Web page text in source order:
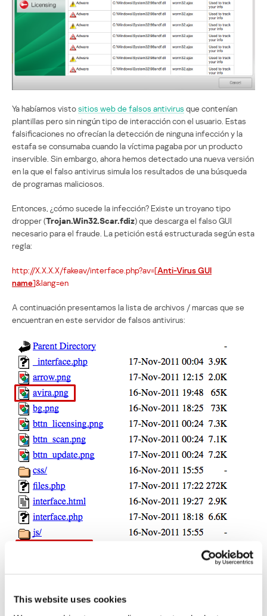
This website uses cookies
Ya habíamos vistositios web de falsos antivirus que contenían
plantillas pero sin ningún tipo de interacción con el usuario. Estas
falsificaciones no ofrecían la detección de ninguna infección y la
estafa se consumaba cuando la víctima pagaba por un producto
inservible. Sin embargo, ahora hemos detectado una nueva versión
en la que el falso antivirus simula los resultados de una búsqueda
de programas maliciosos.
Entonces, ¿cómo sucede la infección? Existe un troyano tipo
dropper (Trojan.Win32.Scar.fdiz) que descarga el falso GUI
necesario para el fraude. La petición está estructurada según esta
regla:
http://X.X.X.X/fakeav/interface.php?av=[Anti-Virus GUI
name]&lang=en
A continuación presentamos la lista de archivos / marcas que se
encuentran en este servidor de falsos antivirus: